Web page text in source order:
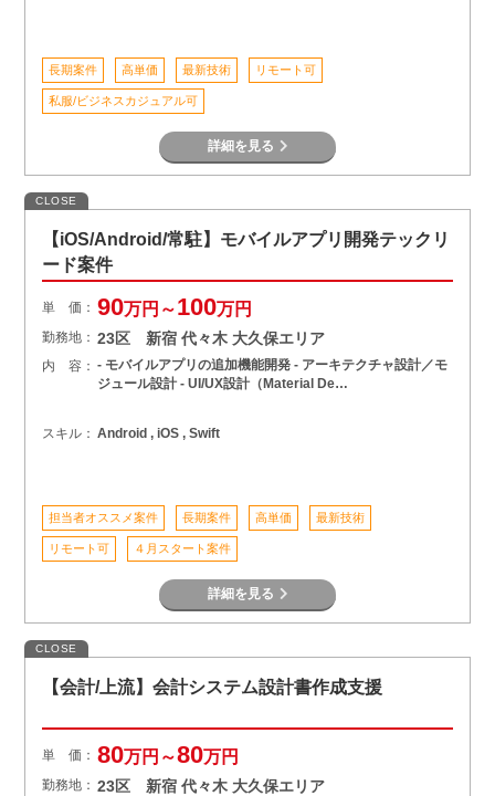
長期案件 高単価 最新技術 リモート可
私服/ビジネスカジュアル可
詳細を見る
CLOSE
【iOS/Android/常駐】モバイルアプリ開発テックリ
ード案件
単 価： 90万円～100万円
勤務地： 23区 新宿 代々木 大久保エリア
内 容： - モバイルアプリの追加機能開発 - アーキテクチャ設計／モ
ジュール設計 - UI/UX設計（Material De…
スキル： Android , iOS , Swift
担当者オススメ案件 長期案件 高単価 最新技術
リモート可 ４月スタート案件
詳細を見る
CLOSE
【会計/上流】会計システム設計書作成支援
単 価： 80万円～80万円
勤務地： 23区 新宿 代々木 大久保エリア